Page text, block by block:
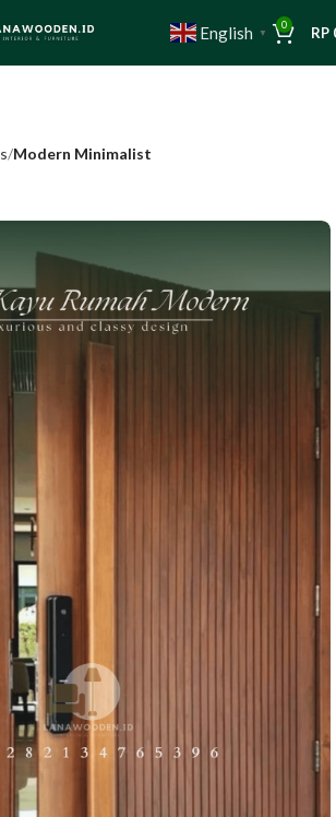
English ▼
0 RP
Modern Minimalist